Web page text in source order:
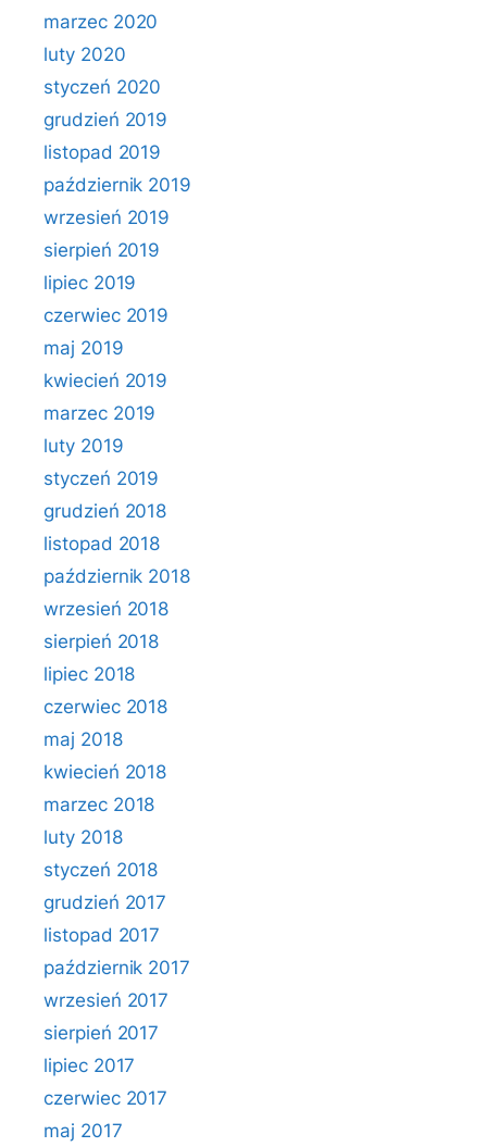
marzec 2020
luty 2020
styczeń 2020
grudzień 2019
listopad 2019
październik 2019
wrzesień 2019
sierpień 2019
lipiec 2019
czerwiec 2019
maj 2019
kwiecień 2019
marzec 2019
luty 2019
styczeń 2019
grudzień 2018
listopad 2018
październik 2018
wrzesień 2018
sierpień 2018
lipiec 2018
czerwiec 2018
maj 2018
kwiecień 2018
marzec 2018
luty 2018
styczeń 2018
grudzień 2017
listopad 2017
październik 2017
wrzesień 2017
sierpień 2017
lipiec 2017
czerwiec 2017
maj 2017